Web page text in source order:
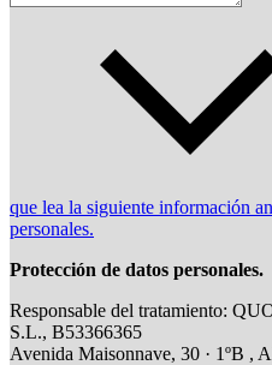
que lea la siguiente información
personales.
Protección de datos personales.
Responsable del tratamiento:
S.L., B53366365
Avenida Maisonnave, 30 · 1ºB ,